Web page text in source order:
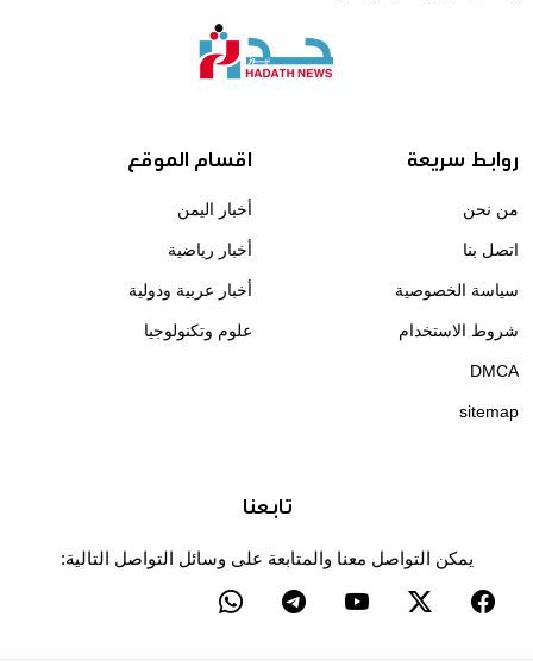
روابط سريعة
من نحن
اتصل بنا
سياسة الخصوصية
شروط الاستخدام
DMCA
sitemap
اقسام الموقع
أخبار اليمن
أخبار رياضية
أخبار عربية ودولية
علوم وتكنولوجيا
تابعنا
يمكن التواصل معنا والمتابعة على وسائل التواصل التالية: